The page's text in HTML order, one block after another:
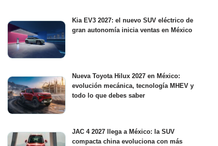
Kia EV3 2027: el nuevo SUV eléctrico de
gran autonomía inicia ventas en México
Nueva Toyota Hilux 2027 en México:
evolución mecánica, tecnología MHEV y
todo lo que debes saber
JAC 4 2027 llega a México: la SUV
compacta china evoluciona con más